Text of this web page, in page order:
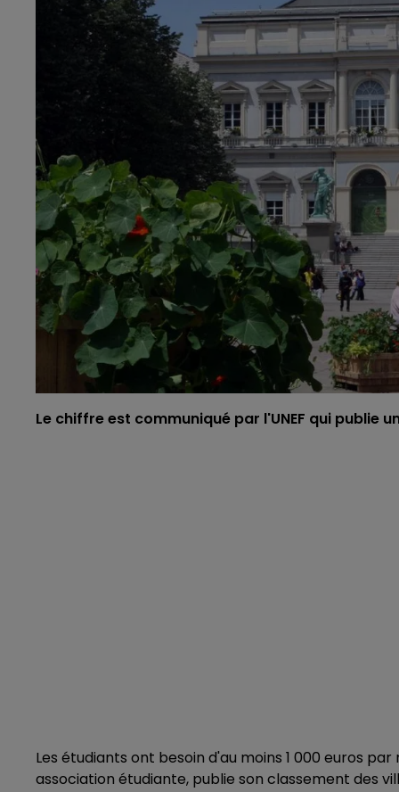
Le chiffre est communiqué par l'UNEF qui publie
Les étudiants ont besoin d'au moins 1 000 euros par
association étudiante, publie son classement des